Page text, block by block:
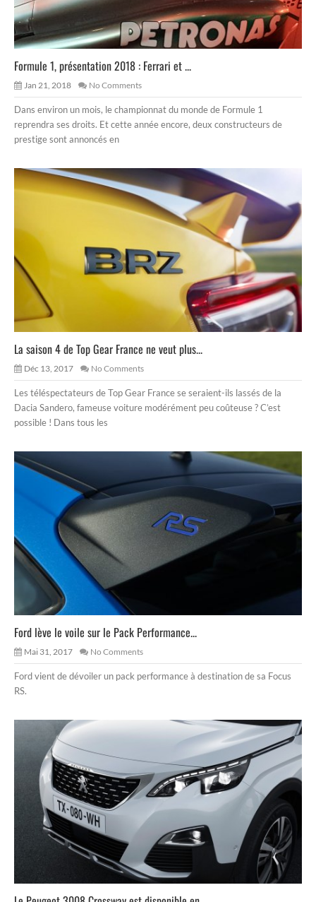
Formule 1, présentation 2018 : Ferrari et ...
Jan 21, 2018 No Comments
Dans environ un mois, le championnat du monde de Formule 1
reprendra ses droits. Et cette année encore, deux constructeurs de
prestige sont annoncés en
La saison 4 de Top Gear France ne veut plus...
Déc 13, 2017 No Comments
Les téléspectateurs de Top Gear France se seraient-ils lassés de la
Dacia Sandero, fameuse voiture modérément peu coûteuse ? C’est
possible ! Dans tous les
Ford lève le voile sur le Pack Performance...
Mai 31, 2017 No Comments
Ford vient de dévoiler un pack performance à destination de sa Focus
RS.